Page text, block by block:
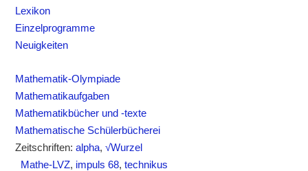
Lexikon
Einzelprogramme
Neuigkeiten
Mathematik-Olympiade
Mathematikaufgaben
Mathematikbücher und -texte
Mathematische Schülerbücherei
Zeitschriften:alpha,√Wurzel
Mathe-LVZ, impuls 68,technikus